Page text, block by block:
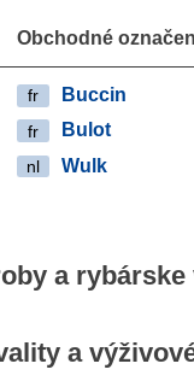
Obchodné
fr Buccin
fr Bulot
nl Wulk
a
a